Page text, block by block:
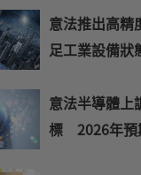
意法推出高
足工業設備狀
意法半導體上
標 2026年預